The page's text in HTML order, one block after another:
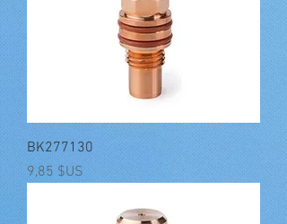
BK277130
Prix
9,85 $US